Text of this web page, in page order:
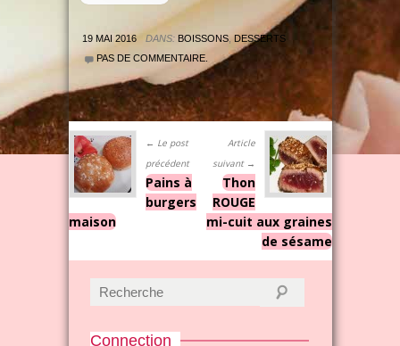
19 MAI 2016 DANS: BOISSONS,DESSERTS
PAS DE COMMENTAIRE.
← Le post
précédent
Pains à
burgers
maison
Article
suivant →
Thon
ROUGE
mi-cuit aux graines
de sésame
Connection